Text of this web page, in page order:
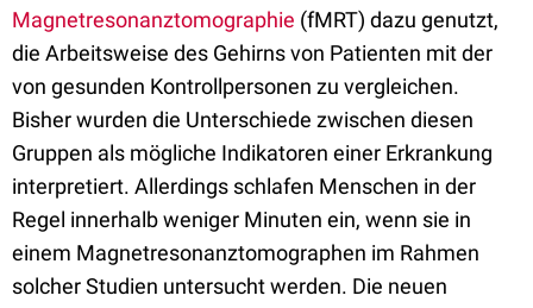
Magnetresonanztomographie (fMRT) dazu genutzt,
die Arbeitsweise des Gehirns von Patienten mit der
von gesunden Kontrollpersonen zu vergleichen.
Bisher wurden die Unterschiede zwischen diesen
Gruppen als mögliche Indikatoren einer Erkrankung
interpretiert. Allerdings schlafen Menschen in der
Regel innerhalb weniger Minuten ein, wenn sie in
einem Magnetresonanztomographen im Rahmen
solcher Studien untersucht werden. Die neuen